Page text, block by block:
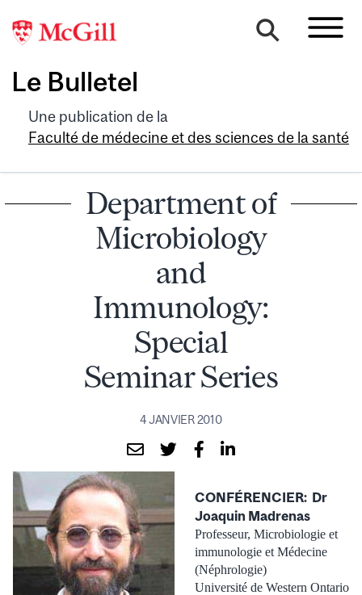
Le Bulletel
Une publication de la
Faculté de médecine et des sciences de la santé
Department of
Microbiology
and
Immunology:
Special
Seminar Series
4 JANVIER 2010
CONFÉRENCIER: Dr
Joaquin Madrenas
Professeur, Microbiologie et
immunologie et Médecine
(Néphrologie)
Université de Western Ontario